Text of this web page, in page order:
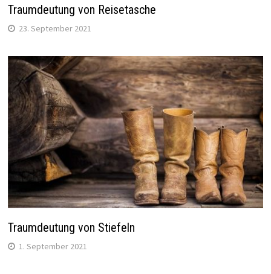
Traumdeutung von Reisetasche
23. September 2021
Traumdeutung von Stiefeln
1. September 2021